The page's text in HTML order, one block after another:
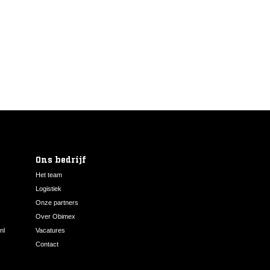
Ons bedrijf
Het team
Logistiek
Onze partners
Over Obimex
Vacatures
Contact